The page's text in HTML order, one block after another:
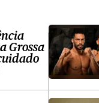
Grossa